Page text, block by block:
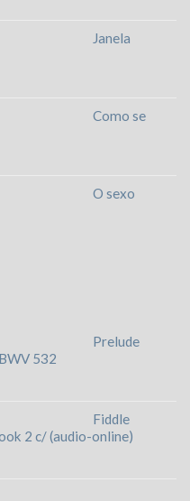
Janela
Como se
O sexo
Prelude
532
Fiddle
2 c/ (audio-online)